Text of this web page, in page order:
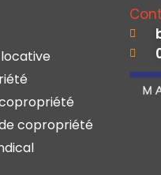
copropriété